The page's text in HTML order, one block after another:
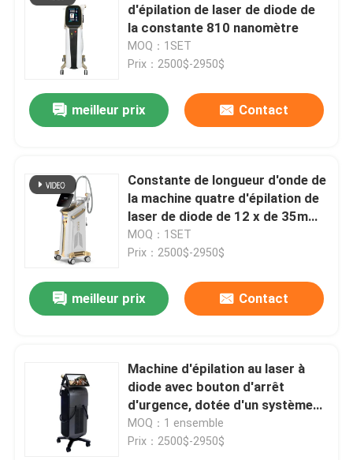
d'épilation de laser de diode de
la constante 810 nanomètre
MOQ：1SET
Prix：2500$-2950$
meilleur prix Contact
Constante de longueur d'onde de
la machine quatre d'épilation de
laser de diode de 12 x de 35mm
pour 808nm à la maison
MOQ：1SET
Prix：2500$-2950$
meilleur prix Contact
Machine d'épilation au laser à
diode avec bouton d'arrêt
d'urgence, dotée d'un système
de refroidissement à eau et à air
par semi-conducteur assurant
MOQ：1 ensemble
Prix：2500$-2950$